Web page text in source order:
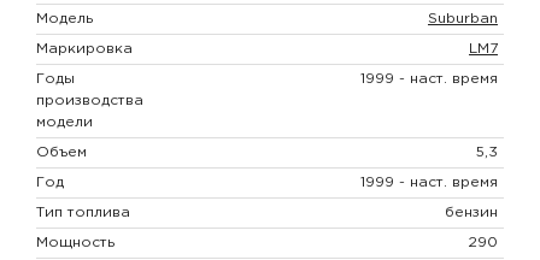
Модель Suburban
Маркировка LM7
Годы
производства
модели
1999 - наст. время
Объем 5,3
Год 1999 - наст. время
Тип топлива бензин
Мощность 290